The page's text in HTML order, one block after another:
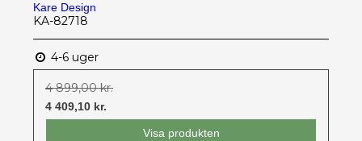
Kare Design
KA-82718
4-6 uger
4 899,00 kr.
4 409,10 kr.
Visa produkten